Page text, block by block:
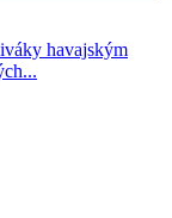
havajským